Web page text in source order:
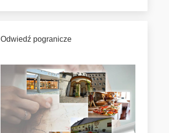
Odwiedź pogranicze